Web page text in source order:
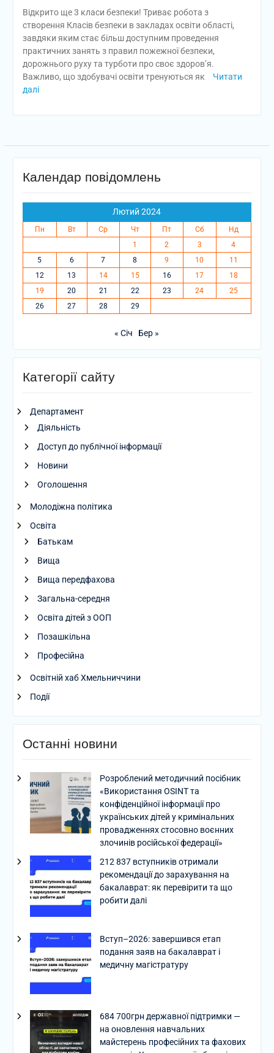
Відкрито ще 3 класи безпеки! Триває робота з
створення Класів безпеки в закладах освіти області,
завдяки яким стає більш доступним проведення
практичних занять з правил пожежної безпеки,
дорожнього руху та турботи про своє здоров’я.
Важливо, що здобувачі освіти тренуються як
Читати
далі
Календар повідомлень
Лютий 2024
Пн Вт Ср Чт Пт Сб
Нд
1
2 3
4
5
6 7 8 9 10
11
12
13 14 15 16 17
18
19
20 21 22 23 24
25
26
27 28 29
« Січ Бер »
Категорії сайту
Департамент
Діяльність
Доступ до публічної інформації
Новини
Оголошення
Молодіжна політика
Освіта
Батькам
Вища
Вища передфахова
Загальна-середня
Освіта дітей з ООП
Позашкільна
Професійна
Освітній хаб Хмельниччини
Події
Останні новини
Розроблений методичний посібник
«Використання OSINT та
конфіденційної інформації про
українських дітей у кримінальних
провадженнях стосовно воєнних
злочинів російської федерації»
212 837 вступників отримали
рекомендації до зарахування на
бакалаврат: як перевірити та що
робити далі
Вступ–2026: завершився етап
подання заяв на бакалаврат і
медичну магістратуру
684 700грн державної підтримки —
на оновлення навчальних
майстерень професійних та фахових